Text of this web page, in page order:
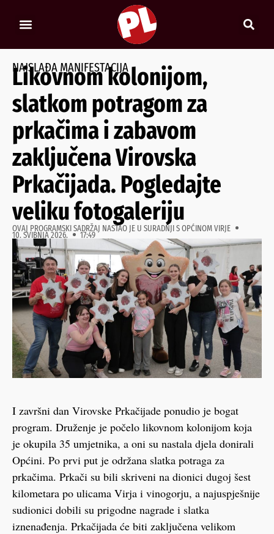
NAJSLAĐA MANIFESTACIJA
Likovnom kolonijom,
slatkom potragom za
prkačima i zabavom
zaključena Virovska
Prkačijada. Pogledajte
veliku fotogaleriju
OVAJ PROGRAMSKI SADRŽAJ NASTAO JE U SURADNJI S OPĆINOM VIRJE
10. SVIBNJA 2026. 17:49
I završni dan Virovske Prkačijade ponudio je bogat
program. Druženje je počelo likovnom kolonijom koja
je okupila 35 umjetnika, a oni su nastala djela donirali
Općini. Po prvi put je održana slatka potraga za
prkačima. Prkači su bili skriveni na dionici dugoj šest
kilometara po ulicama Virja i vinogorju, a najuspješnije
sudionici dobili su prigodne nagrade i slatka
iznenađenja. Prkačijada će biti zaključena velikom